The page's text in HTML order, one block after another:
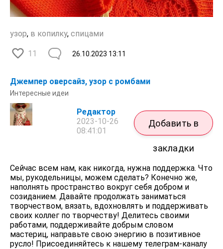
узор, в копилку, спицами
11 26.10.2023 13:11
Джемпер оверсайз, узор с ромбами
Интересные идеи
Редактор
2023-10-26
08:41:01
Добавить в
закладки
Сейчас всем нам, как никогда, нужна поддержка. Что
мы, рукодельницы, можем сделать? Конечно же,
наполнять пространство вокруг себя добром и
созиданием. Давайте продолжать заниматься
творчеством, вязать, вдохновлять и поддерживать
своих коллег по творчеству! Делитесь своими
работами, поддерживайте добрым словом
мастериц, направьте свою энергию в позитивное
русло! Присоединяйтесь к нашему телеграм-каналу